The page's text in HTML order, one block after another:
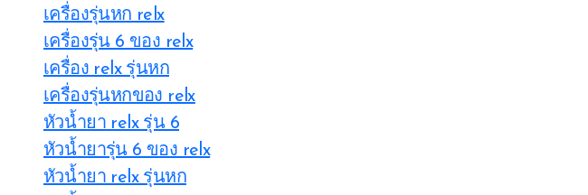
เครื่องรุ่นหก relx
เครื่องรุ่น 6 ของ relx
เครื่อง relx รุ่นหก
เครื่องรุ่นหกของ relx
หัวน้ำยา relx รุ่น 6
หัวน้ำยารุ่น 6 ของ relx
หัวน้ำยา relx รุ่นหก